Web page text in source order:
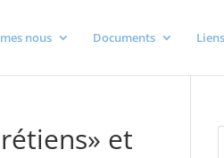
nous Documents Liens
et